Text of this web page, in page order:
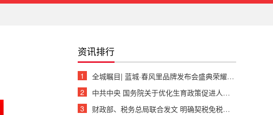
资讯排行
1
全城瞩目| 蓝城·春风里品牌发布会盛典荣耀绽放
2
中共中央 国务院关于优化生育政策促进人口长期均衡发展的决定
3
财政部、税务总局联合发文 明确契税免税、退税等政策